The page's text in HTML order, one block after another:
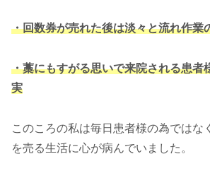
・回数券が売れた後は淡々と流れ作業
・藁にもすがる思いで来院される患者
実
このころの私は毎日患者様の為ではな
を売る生活に心が病んでいました。